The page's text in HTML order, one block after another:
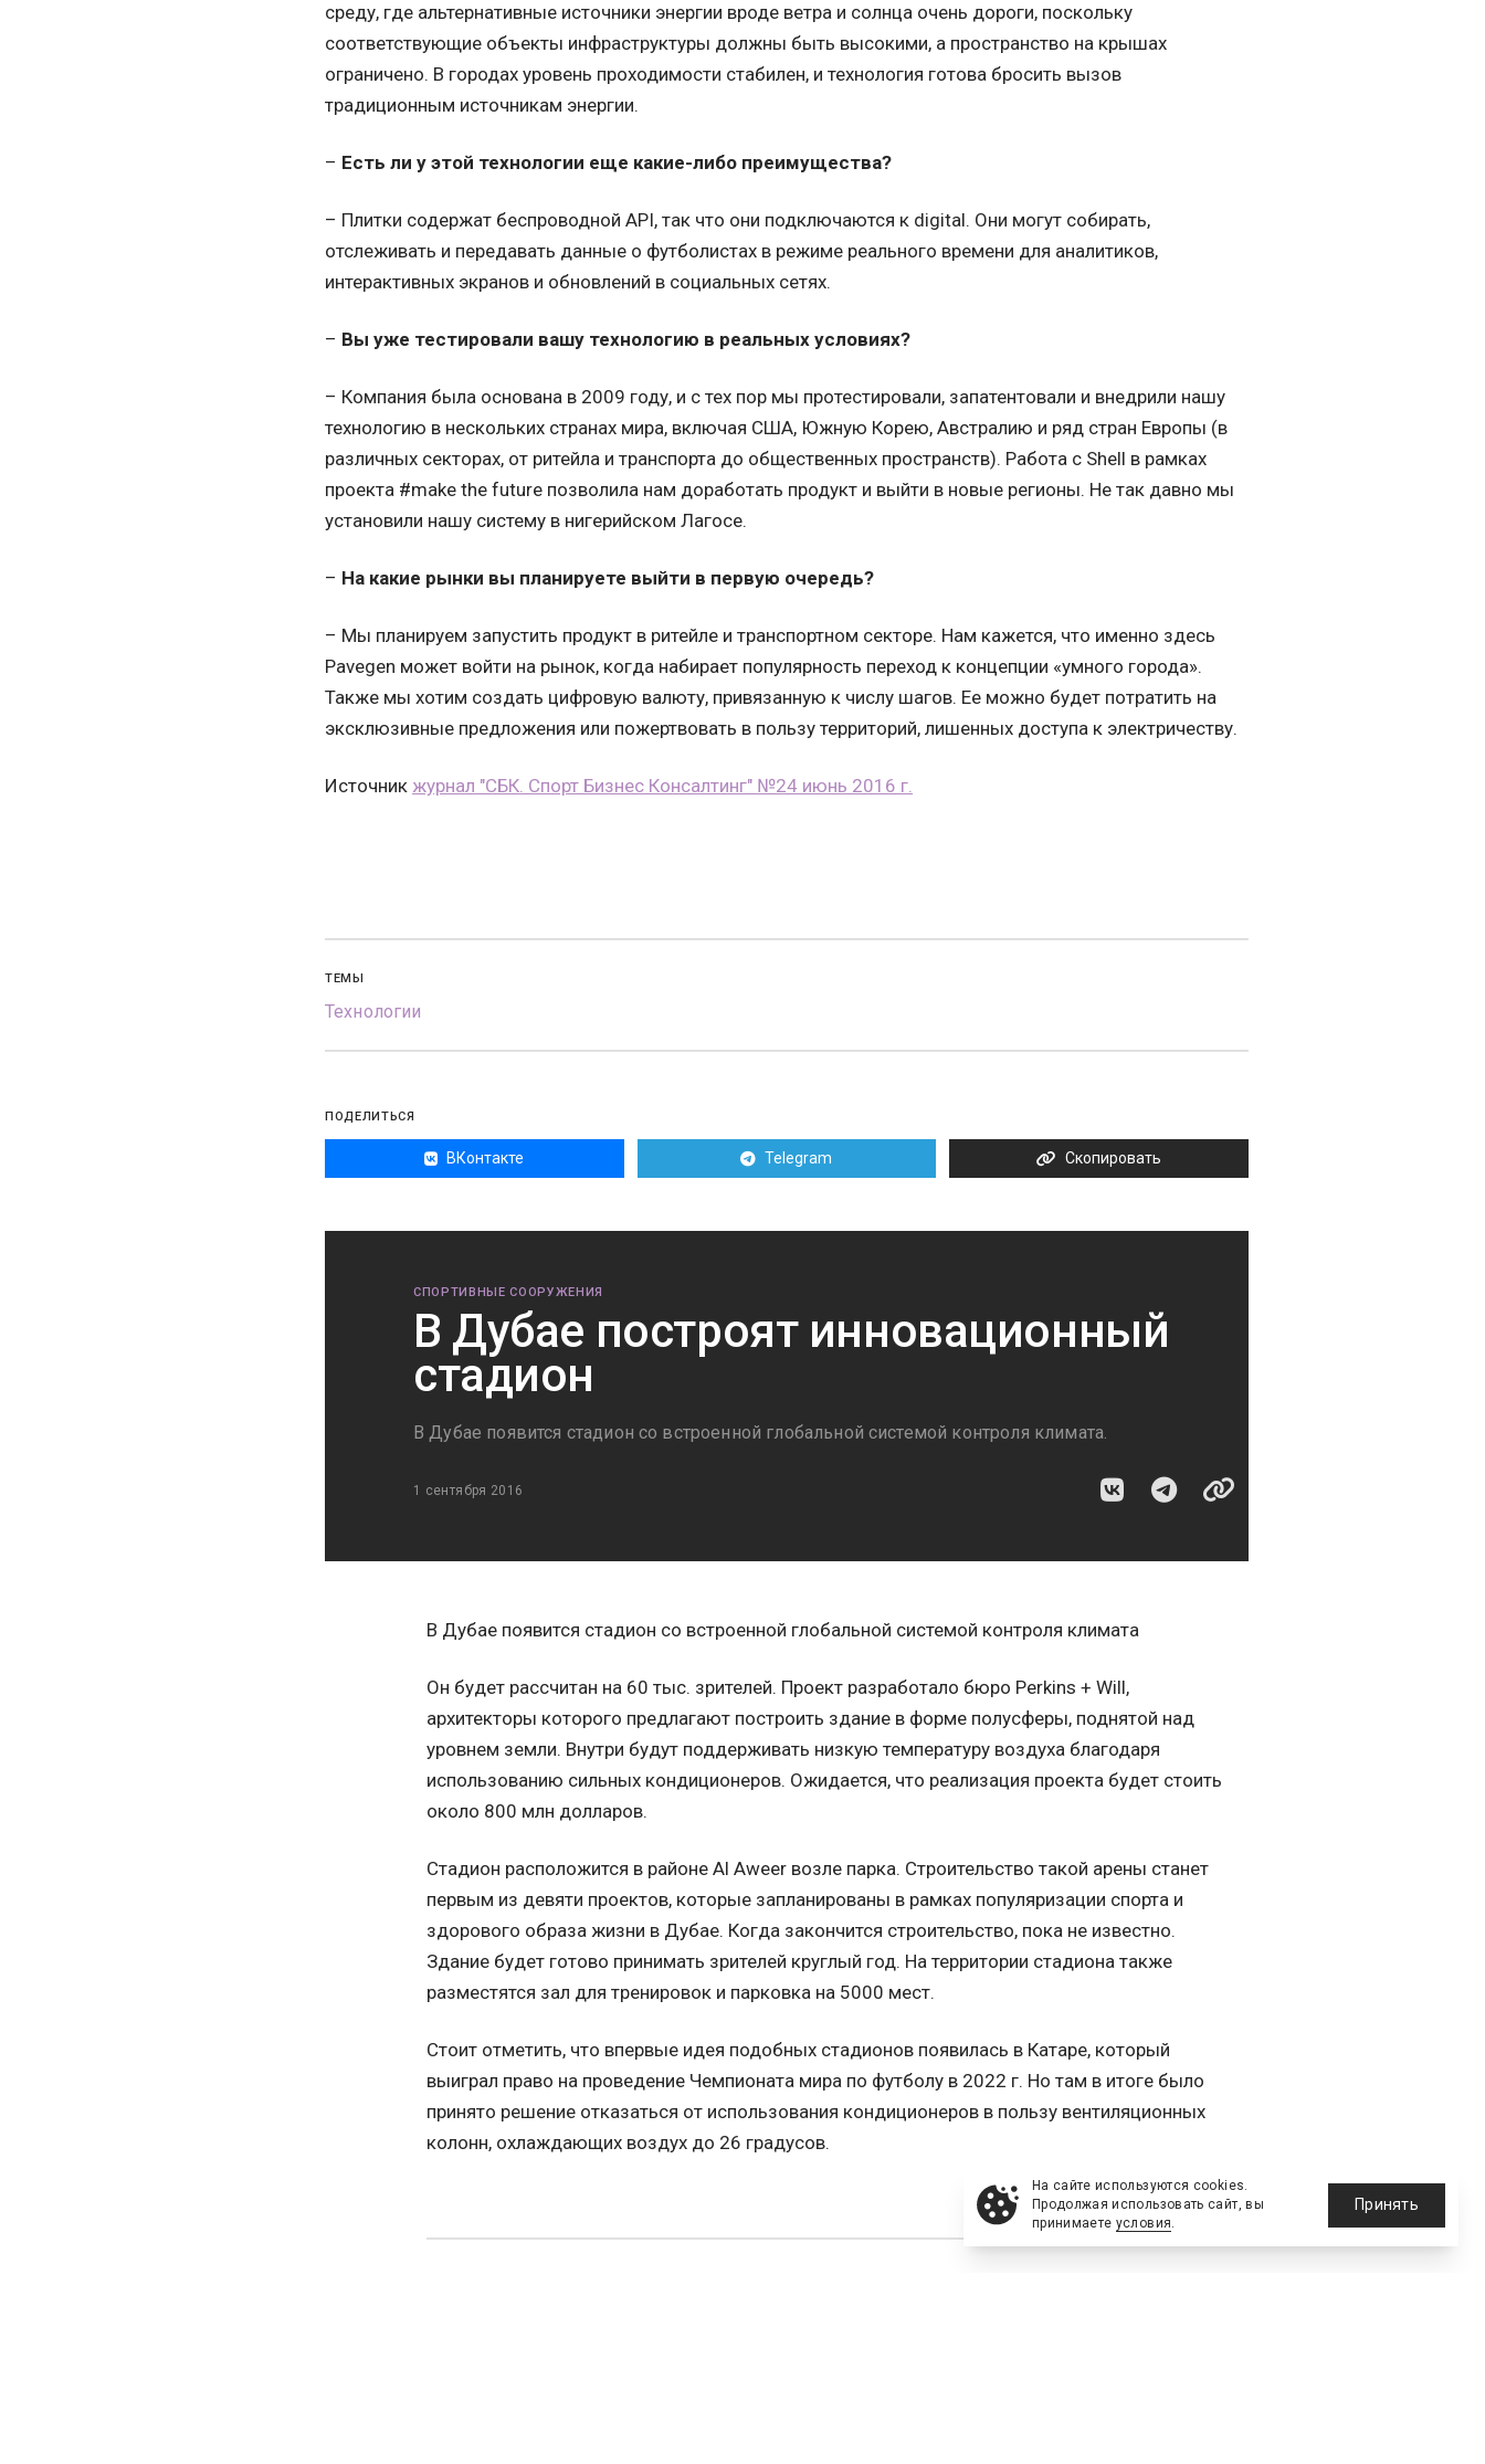
среду, где альтернативные источники энергии вроде ветра и солнца очень дороги, поскольку
соответствующие объекты инфраструктуры должны быть высокими, а пространство на крышах
ограничено. В городах уровень проходимости стабилен, и технология готова бросить вызов
традиционным источникам энергии.
– Есть ли у этой технологии еще какие-либо преимущества?
– Плитки содержат беспроводной API, так что они подключаются к digital. Они могут собирать,
отслеживать и передавать данные о футболистах в режиме реального времени для аналитиков,
интерактивных экранов и обновлений в социальных сетях.
– Вы уже тестировали вашу технологию в реальных условиях?
– Компания была основана в 2009 году, и с тех пор мы протестировали, запатентовали и внедрили нашу
технологию в нескольких странах мира, включая США, Южную Корею, Австралию и ряд стран Европы (в
различных секторах, от ритейла и транспорта до общественных пространств). Работа с Shell в рамках
проекта #make the future позволила нам доработать продукт и выйти в новые регионы. Не так давно мы
установили нашу систему в нигерийском Лагосе.
– На какие рынки вы планируете выйти в первую очередь?
– Мы планируем запустить продукт в ритейле и транспортном секторе. Нам кажется, что именно здесь
Pavegen может войти на рынок, когда набирает популярность переход к концепции «умного города».
Также мы хотим создать цифровую валюту, привязанную к числу шагов. Ее можно будет потратить на
эксклюзивные предложения или пожертвовать в пользу территорий, лишенных доступа к электричеству.
Источник журнал "СБК. Спорт Бизнес Консалтинг" №24 июнь 2016 г.
ТЕМЫ
Технологии
ПОДЕЛИТЬСЯ
ВКонтакте Telegram Скопировать
СПОРТИВНЫЕ СООРУЖЕНИЯ
В Дубае построят инновационный
стадион
В Дубае появится стадион со встроенной глобальной системой контроля климата.
1 сентября 2016
В Дубае появится стадион со встроенной глобальной системой контроля климата
Он будет рассчитан на 60 тыс. зрителей. Проект разработало бюро Perkins + Will,
архитекторы которого предлагают построить здание в форме полусферы, поднятой над
уровнем земли. Внутри будут поддерживать низкую температуру воздуха благодаря
использованию сильных кондиционеров. Ожидается, что реализация проекта будет стоить
около 800 млн долларов.
Стадион расположится в районе Al Aweer возле парка. Строительство такой арены станет
первым из девяти проектов, которые запланированы в рамках популяризации спорта и
здорового образа жизни в Дубае. Когда закончится строительство, пока не известно.
Здание будет готово принимать зрителей круглый год. На территории стадиона также
разместятся зал для тренировок и парковка на 5000 мест.
Стоит отметить, что впервые идея подобных стадионов появилась в Катаре, который
выиграл право на проведение Чемпионата мира по футболу в 2022 г. Но там в итоге было
принято решение отказаться от использования кондиционеров в пользу вентиляционных
колонн, охлаждающих воздух до 26 градусов.
На сайте используются cookies.
Продолжая использовать сайт, вы
принимаете условия.
Принять